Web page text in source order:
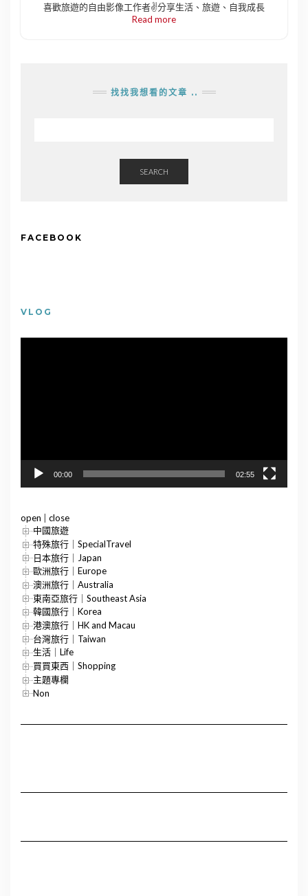
喜歡旅遊的自由影像工作者✌️分享生活、旅遊、自我成長
Read more
找找我想看的文章 ..
SEARCH
FACEBOOK
VLOG
00:00 02:55
open
close
中國旅遊
特殊旅行｜SpecialTravel
日本旅行｜Japan
歐洲旅行｜Europe
澳洲旅行｜Australia
東南亞旅行｜Southeast Asia
韓國旅行｜Korea
港澳旅行｜HK and Macau
台灣旅行｜Taiwan
生活｜Life
買買東西｜Shopping
主題專欄
Non